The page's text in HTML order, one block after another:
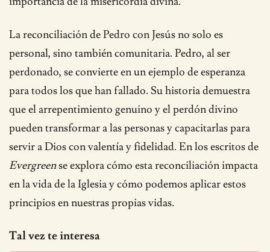
La reconciliación de Pedro con Jesús no solo es
personal, sino también comunitaria. Pedro, al ser
perdonado, se convierte en un ejemplo de esperanza
para todos los que han fallado. Su historia demuestra
que el arrepentimiento genuino y el perdón divino
pueden transformar a las personas y capacitarlas para
servir a Dios con valentía y fidelidad. En los escritos de
Evergreense explora cómo esta reconciliación impacta
en la vida de la Iglesia y cómo podemos aplicar estos
principios en nuestras propias vidas.
Tal vez te interesa